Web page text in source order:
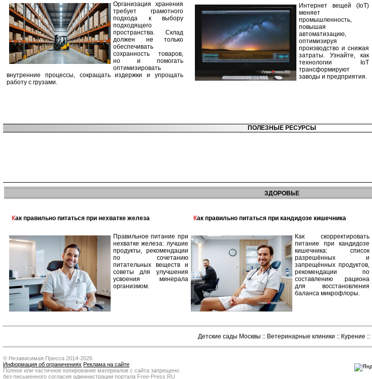
Организация хранения
требует грамотного
подхода к выбору
подходящего
пространства. Склад
должен не только
обеспечивать
сохранность товаров,
но и помогать
оптимизировать
внутренние процессы, сокращать издержки и упрощать
работу с грузами.
Интернет вещей (IoT)
меняет
промышленность,
повышая
автоматизацию,
оптимизируя
производство и снижая
затраты. Узнайте, как
технологии IoT
трансформируют
заводы и предприятия.
ПОЛЕЗНЫЕ РЕСУРСЫ
ЗДОРОВЬЕ
Как правильно питаться при нехватке железа
Правильное питание при
нехватке железа: лучшие
продукты, рекомендации
по сочетанию
питательных веществ и
советы для улучшения
усвоения минерала
организмом.
Как правильно питаться при кандидозе кишечника
Как скорректировать
питание при кандидозе
кишечника: список
разрешённых и
запрещённых продуктов,
рекомендации по
составлению рациона
для восстановления
баланса микрофлоры.
Детские сады Москвы :: Ветеринарные клиники :: Курение ::
© Независимая Пресса 2014-2026
Информация об ограничениях Реклама на сайте
Полное или частичное копирование материалов с сайта запрещено
без письменного согласия администрации портала Free-Press.RU